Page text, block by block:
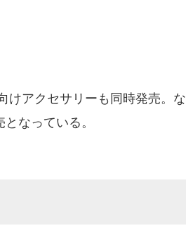
けアクセサリーも同時発売。な
なっている。